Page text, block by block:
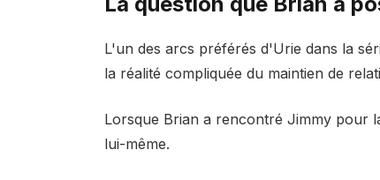
L'un des arcs préférés d'Urie dans la
la réalité compliquée du maintien de
Lorsque Brian a rencontré Jimmy pour
lui-même.